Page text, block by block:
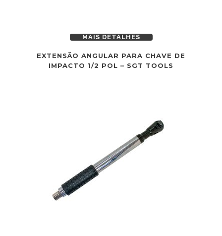
MAIS DETALHES
EXTENSÃO ANGULAR PARA CHAVE DE
IMPACTO 1/2 POL – SGT TOOLS